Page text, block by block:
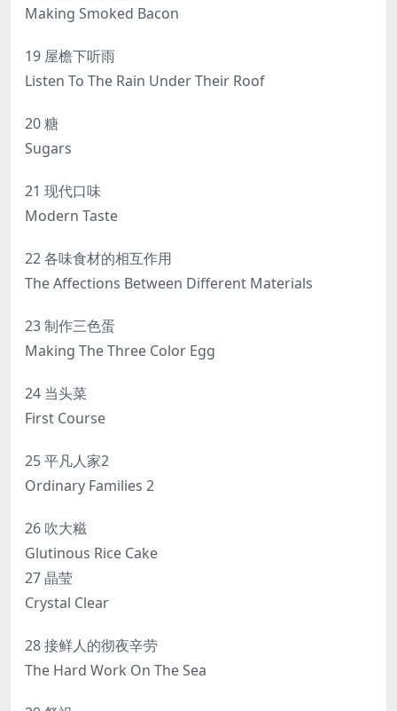
Making Smoked Bacon
19 屋檐下听雨
Listen To The Rain Under Their Roof
20 糖
Sugars
21 现代口味
Modern Taste
22 各味食材的相互作用
The Affections Between Different Materials
23 制作三色蛋
Making The Three Color Egg
24 当头菜
First Course
25 平凡人家2
Ordinary Families 2
26 吹大糍
Glutinous Rice Cake
27 晶莹
Crystal Clear
28 接鲜人的彻夜辛劳
The Hard Work On The Sea